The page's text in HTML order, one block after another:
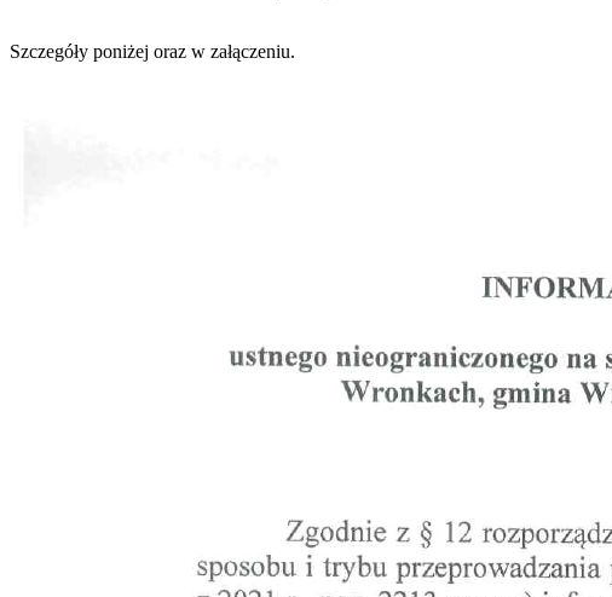
Szczegóły poniżej oraz w załączeniu.